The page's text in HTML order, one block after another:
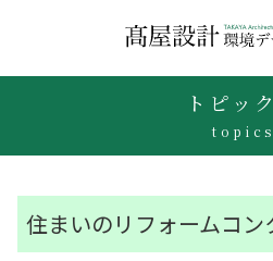
トピッ
topics
住まいのリフォームコ